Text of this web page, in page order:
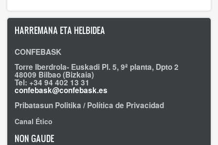
HARREMANA ETA HELBIDEA
CONFEBASK
Torre Iberdrola- Euskadi Pl. 5, 9ª planta, Dpto 2
48009 Bilbao (Bizkaia)
Tel: +34 94 402 13 31
confebask@confebask.es
Pribatasun Politika / Política de Privacidad
Canal Ético
NON GAUDE